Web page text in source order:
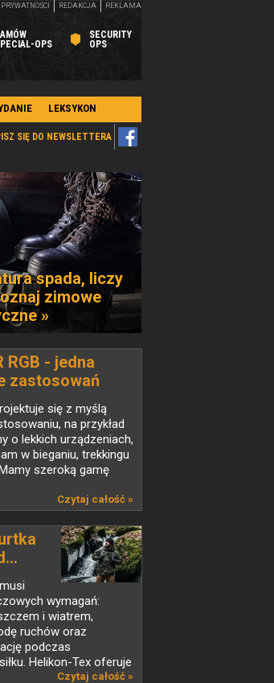
OPS
SECURITY
OPS
REDAKCJA REKLAMA
LEKSYKON
SIĘ DO NEWSLETTERA
spada, liczy
zimowe
»
RGB - jedna
zastosowań
się z myślą
na przykład
o lekkich urządzeniach,
w bieganiu, trekkingu
szeroką gamę
Czytaj całość »
wymagań:
i wiatrem,
ruchów oraz
podczas
Helikon-Tex oferuje
Czytaj całość »